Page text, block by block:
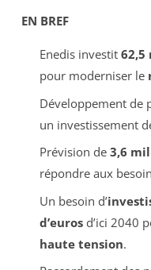
EN BREF
Enedis investit 62,5
pour moderniser le
Développement de
un investissement
Prévision de 3,6
répondre aux
Un besoin d’
d’eurosd’ici 2040
haute tension.